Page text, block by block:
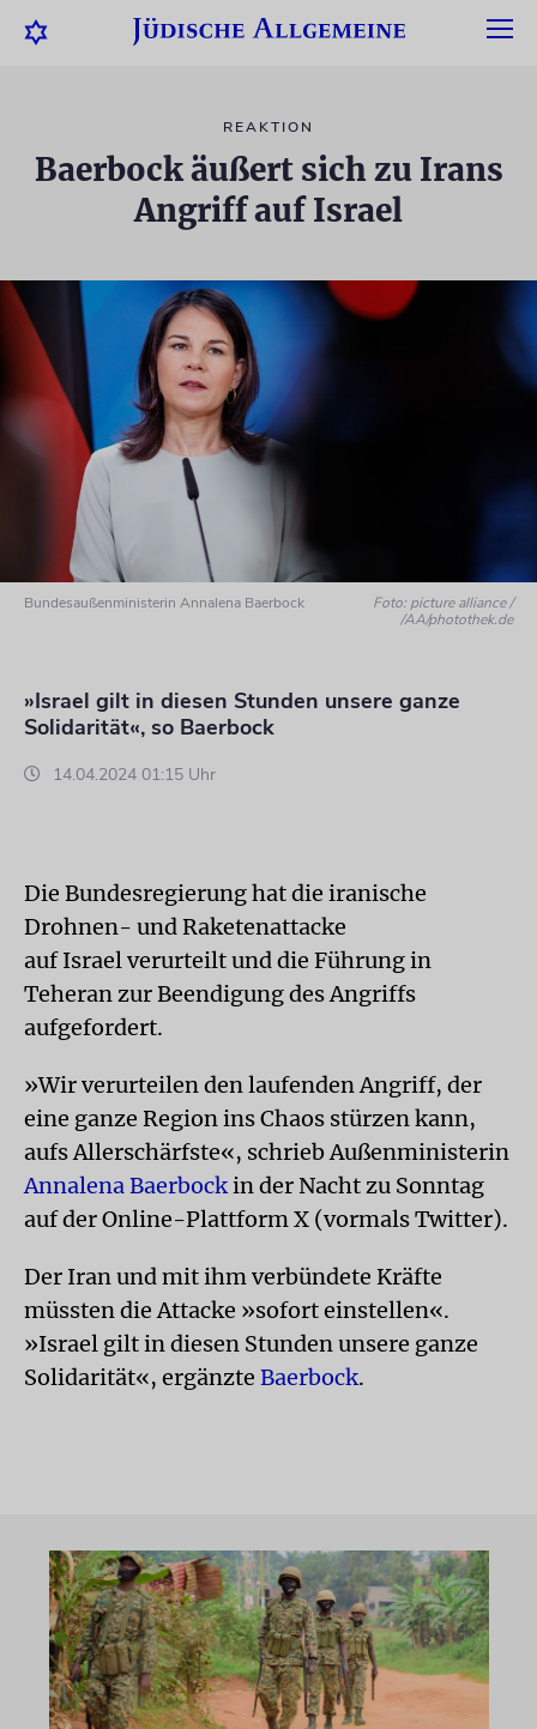
REAKTION
Baerbock äußert sich zu Irans
Angriff auf Israel
Bundesaußenministerin Annalena Baerbock
Foto: picture alliance /
/AA/photothek.de
»Israel gilt in diesen Stunden unsere ganze
Solidarität«, so Baerbock
14.04.2024 01:15 Uhr
Die Bundesregierung hat die iranische
Drohnen- und Raketenattacke
auf Israel verurteilt und die Führung in
Teheran zur Beendigung des Angriffs
aufgefordert.
»Wir verurteilen den laufenden Angriff, der
eine ganze Region ins Chaos stürzen kann,
aufs Allerschärfste«, schrieb Außenministerin
Annalena Baerbockin der Nacht zu Sonntag
auf der Online-Plattform X (vormals Twitter).
Der Iran und mit ihm verbündete Kräfte
müssten die Attacke »sofort einstellen«.
»Israel gilt in diesen Stunden unsere ganze
Solidarität«, ergänzte Baerbock.